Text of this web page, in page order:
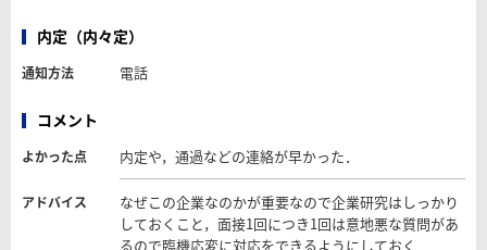
内定（内々定）
通知方法 電話
コメント
よかった点 内定や，通過などの連絡が早かった．
アドバイス
なぜこの企業なのかが重要なので企業研究はしっかり
しておくこと，面接1回につき1回は意地悪な質問があ
るので臨機応変に対応をできるようにしておく．